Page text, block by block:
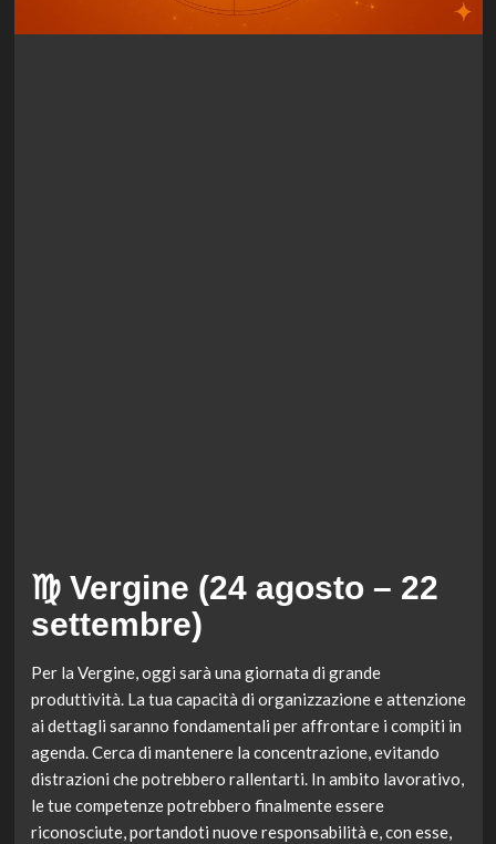
♍ Vergine (24 agosto – 22
settembre)
Per la Vergine, oggi sarà una giornata di grande
produttività. La tua capacità di organizzazione e attenzione
ai dettagli saranno fondamentali per affrontare i compiti in
agenda. Cerca di mantenere la concentrazione, evitando
distrazioni che potrebbero rallentarti. In ambito lavorativo,
le tue competenze potrebbero finalmente essere
riconosciute, portandoti nuove responsabilità e, con esse,